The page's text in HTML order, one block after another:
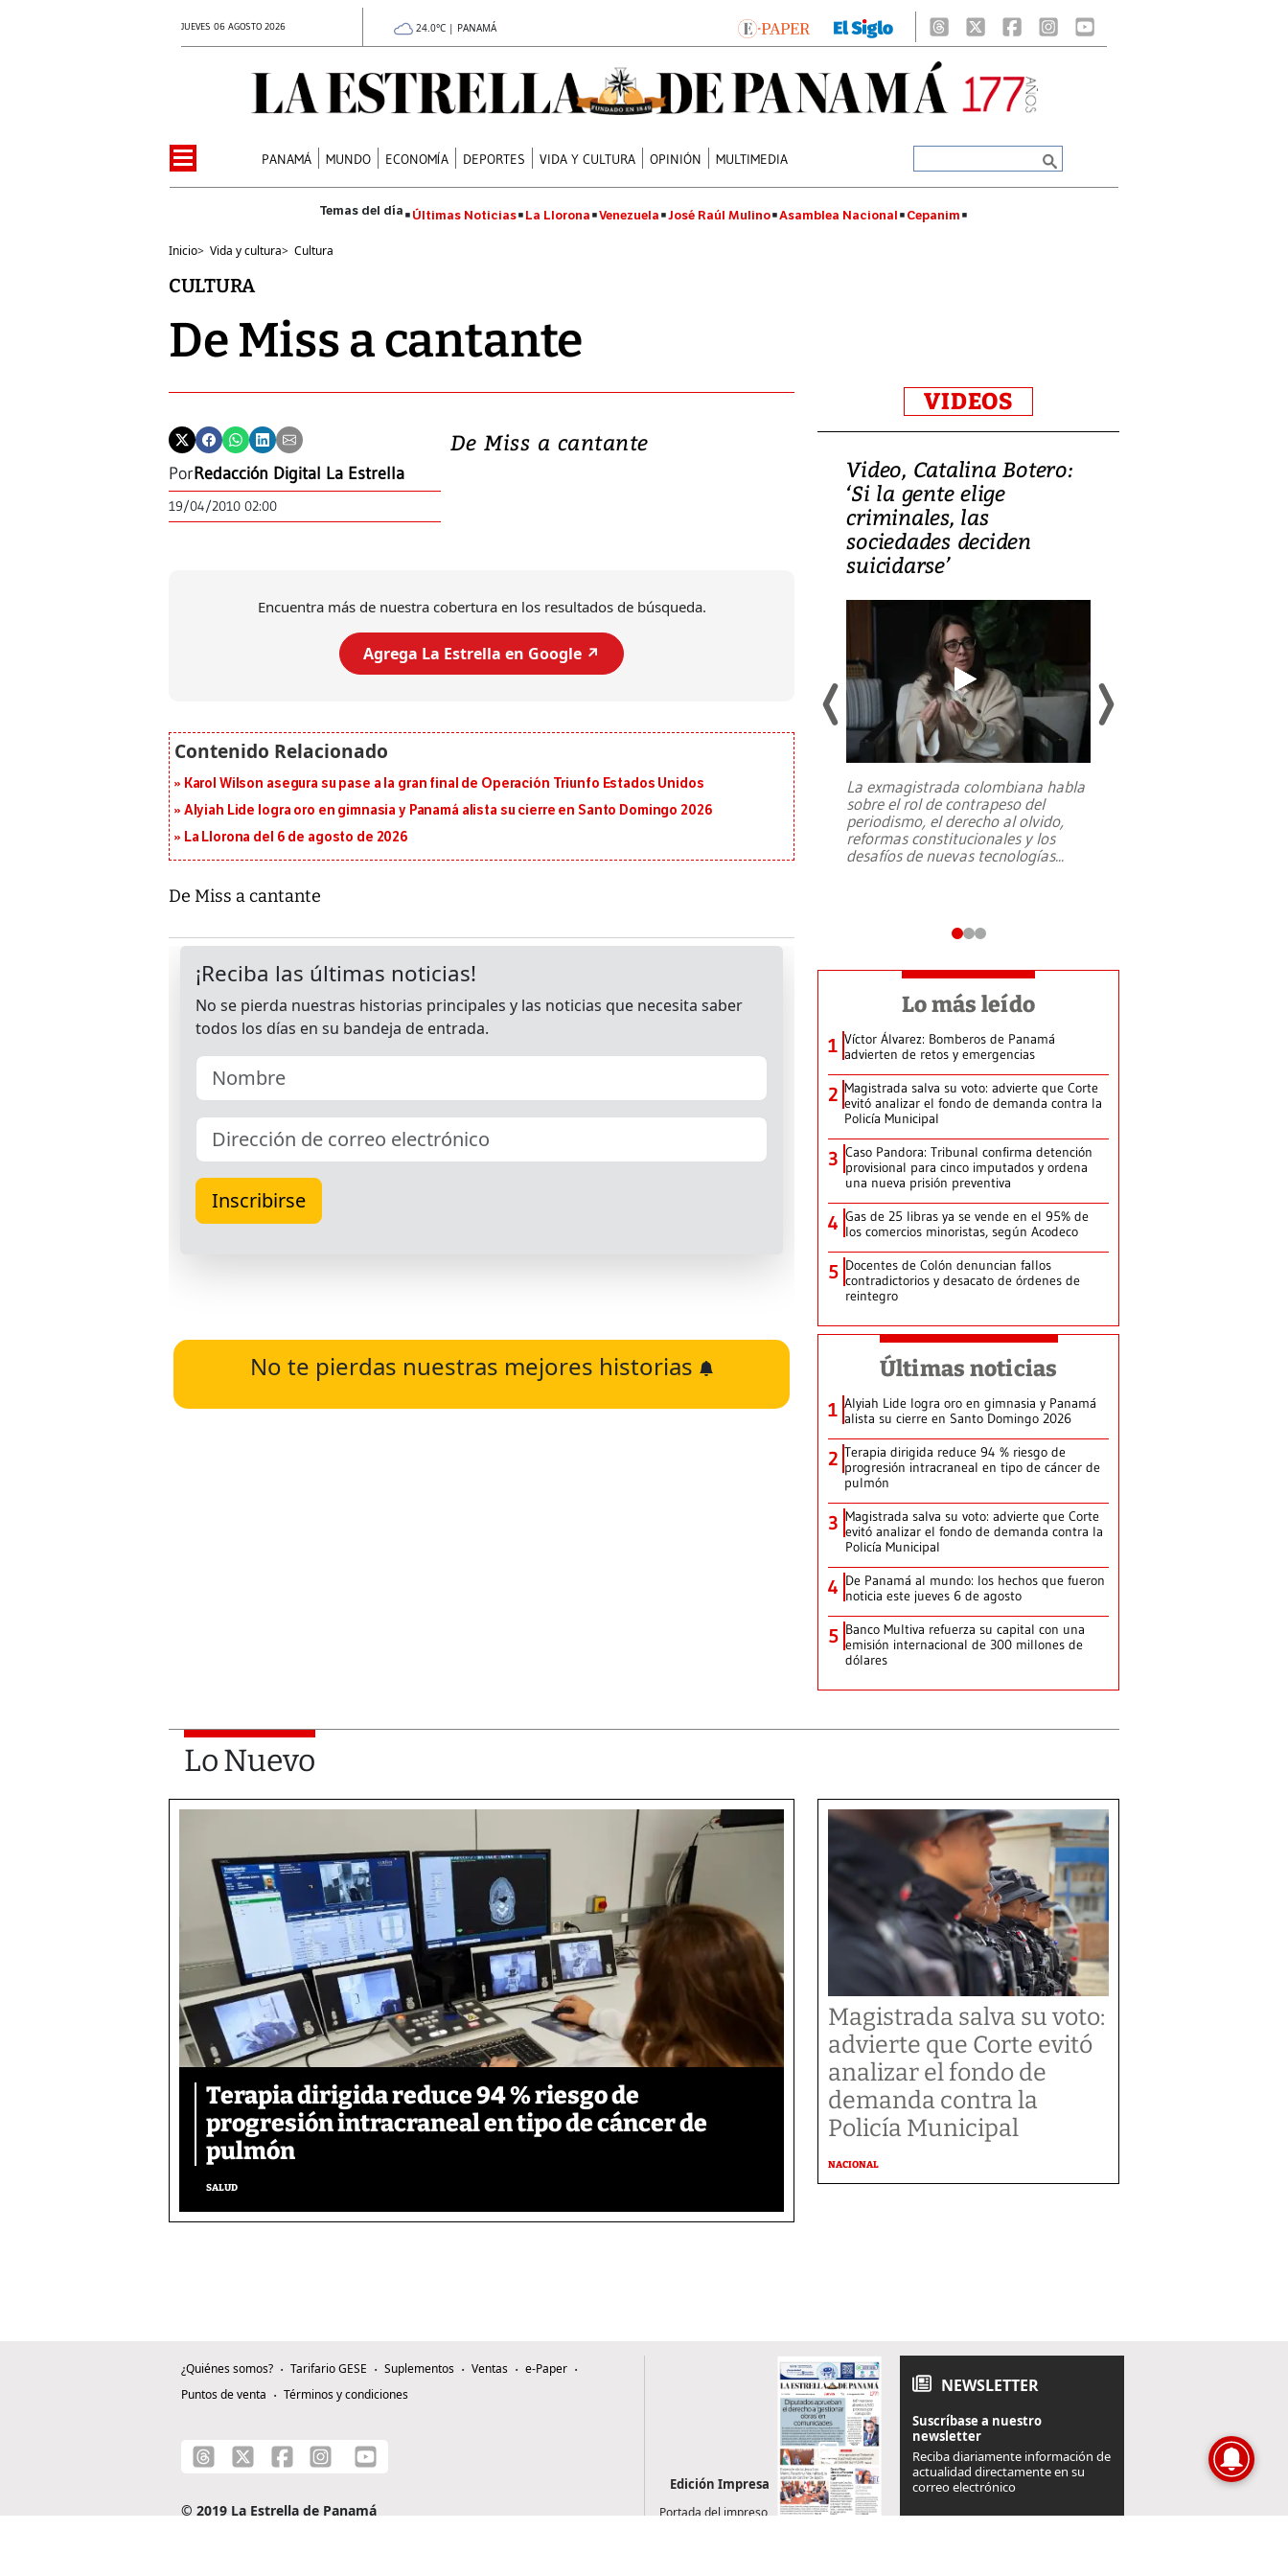
JUEVES 06 AGOSTO 2026 24.0°C | PANAMÁ
PANAMÁ MUNDO ECONOMÍA DEPORTES VIDA Y CULTURA OPINIÓN MULTIMEDIA
Últimas Noticias La Llorona Venezuela José Raúl Mulino Asamblea Nacional Cepanim
Inicio> Vida y cultura> Cultura
CULTURA
De Miss a cantante
PorRedacción Digital La Estrella
19/04/2010 02:00
De Miss a cantante
Encuentra más de nuestra cobertura en los resultados de búsqueda.
Agrega La Estrella en Google ↗️
Karol Wilson asegura su pase a la gran final de Operación Triunfo Estados Unidos
Alyiah Lide logra oro en gimnasia y Panamá alista su cierre en Santo Domingo 2026
La Llorona del 6 de agosto de 2026
De Miss a cantante
No te pierdas nuestras mejores historias
VIDEOS
Un fuerte terremoto de magnitud
julio en la prefectura de Kumamoto,
al sur de Japón, provocando una
emergencia de gran ...
Video, Catalina Botero:
‘Si la gente elige
criminales, las
sociedades deciden
suicidarse’
La exmagistrada colombiana habla
sobre el rol de contrapeso del
periodismo, el derecho al olvido,
reformas constitucionales y los
desafíos de nuevas tecnologías...
Lo más leído
1 Víctor Álvarez: Bomberos de Panamá
advierten de retos y emergencias
2 Magistrada salva su voto: advierte que Corte
evitó analizar el fondo de demanda contra la
Policía Municipal
3 Caso Pandora: Tribunal confirma detención
provisional para cinco imputados y ordena
una nueva prisión preventiva
4 Gas de 25 libras ya se vende en el 95% de
los comercios minoristas, según Acodeco
5 Docentes de Colón denuncian fallos
contradictorios y desacato de órdenes de
reintegro
Últimas noticias
1 Alyiah Lide logra oro en gimnasia y Panamá
alista su cierre en Santo Domingo 2026
2 Terapia dirigida reduce 94 % riesgo de
progresión intracraneal en tipo de cáncer de
pulmón
3 Magistrada salva su voto: advierte que Corte
evitó analizar el fondo de demanda contra la
Policía Municipal
4 De Panamá al mundo: los hechos que fueron
noticia este jueves 6 de agosto
5 Banco Multiva refuerza su capital con una
emisión internacional de 300 millones de
dólares
Lo Nuevo
Terapia dirigida reduce 94 % riesgo de
progresión intracraneal en tipo de cáncer de
pulmón
SALUD
Magistrada salva su voto:
advierte que Corte evitó
analizar el fondo de
demanda contra la
Policía Municipal
NACIONAL
¿Quiénes somos? Tarifario GESE Suplementos Ventas
e-Paper
Puntos de venta
Términos y condiciones
© 2019 La Estrella de Panamá
Edición Impresa
Portada del impreso
NEWSLETTER
Suscríbase a nuestro
newsletter
Reciba diariamente información de
actualidad directamente en su
correo electrónico